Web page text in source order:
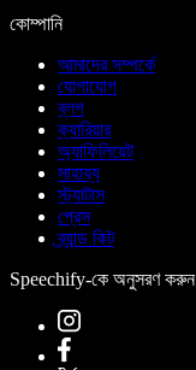
কোম্পানি
আমাদের সম্পর্কে
যোগাযোগ
ব্লগ
ক্যারিয়ার
অ্যাফিলিয়েট
সাহায্য
স্ট্যাটাস
প্রেস
ব্র্যান্ড কিট
Speechify-কে অনুসরণ করুন